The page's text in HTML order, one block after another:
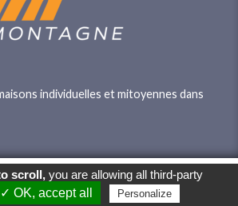
individuelles et mitoyennes dans
Les Bains -
Référencement Google Thonon
création site internet thonon clicandgo.com
scroll,you are allowing all third-party
✓ OK, accept all Personalize